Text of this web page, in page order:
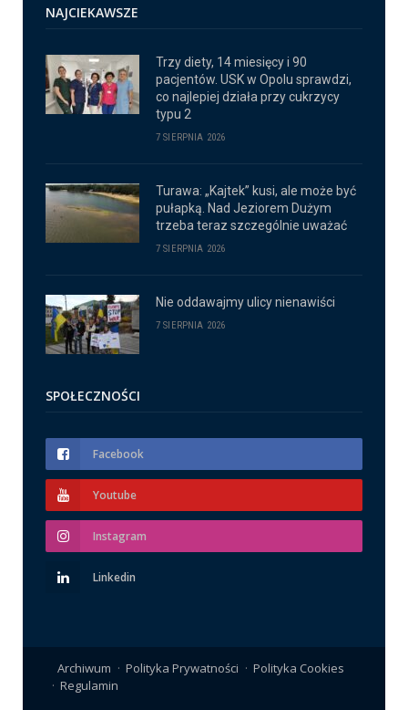
NAJCIEKAWSZE
Trzy diety, 14 miesięcy i 90
pacjentów. USK w Opolu sprawdzi,
co najlepiej działa przy cukrzycy
typu 2
7 SIERPNIA 2026
Turawa: „Kajtek” kusi, ale może być
pułapką. Nad Jeziorem Dużym
trzeba teraz szczególnie uważać
7 SIERPNIA 2026
Nie oddawajmy ulicy nienawiści
7 SIERPNIA 2026
SPOŁECZNOŚCI
Facebook
Youtube
Instagram
Linkedin
Archiwum Polityka Prywatności
Polityka Cookies
Regulamin